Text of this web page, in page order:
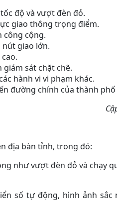
độ và vượt đèn đỏ.
giao thông trọng điểm.
công cộng.
giao lớn.
sát chặt chẽ.
hành vi vi phạm khác.
đường chính của thành phố
địa bàn tỉnh, trong đó:
như vượt đèn đỏ và chạy
số tự động, hình ảnh